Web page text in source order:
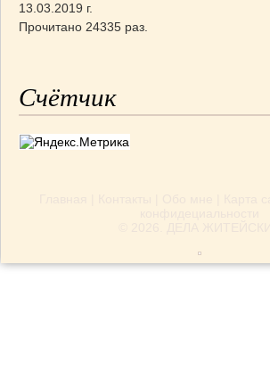
13.03.2019 г.
Прочитано 24335 раз.
Счётчик